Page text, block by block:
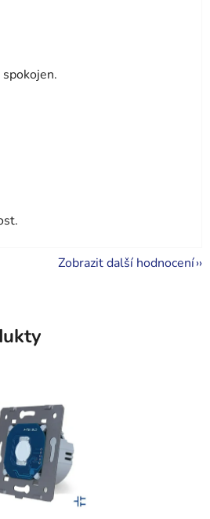
5 z 5 hvězdiček.
5 z 5 hvězdiček.
5 z 5 hvězdiček.
Zobrazit další hodnocení